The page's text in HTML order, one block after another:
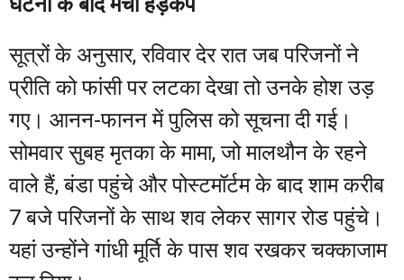
सूत्रों के अनुसार, रविवार देर रात जब परिजनों ने
प्रीति को फांसी पर लटका देखा तो उनके होश उड़
गए। आनन-फानन में पुलिस को सूचना दी गई।
सोमवार सुबह मृतका के मामा, जो मालथौन के रहने
वाले हैं, बंडा पहुंचे और पोस्टमॉर्टम के बाद शाम करीब
7 बजे परिजनों के साथ शव लेकर सागर रोड पहुंचे।
यहां उन्होंने गांधी मूर्ति के पास शव रखकर चक्काजाम